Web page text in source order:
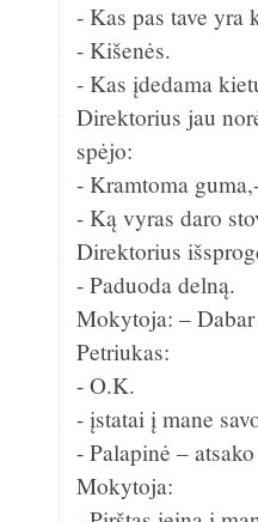
- Kas pas tave yra
- Kišenės.
- Kas įdedama
Direktorius jau
spėjo:
- Kramtoma
- Ką vyras daro
Direktorius
- Paduoda delną.
Mokytoja: –
Petriukas:
- O.K.
- įstatai į mane
- Palapinė –
Mokytoja: